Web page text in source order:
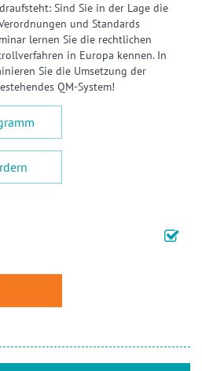
Sind Sie in der Lage die
und Standards
lernen Sie die rechtlichen
in Europa kennen. In
Sie die Umsetzung der
QM-System!